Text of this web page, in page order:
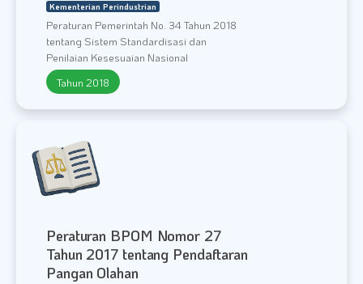
Kementerian Perindustrian
Peraturan Pemerintah No. 34 Tahun 2018
tentang Sistem Standardisasi dan
Penilaian Kesesuaian Nasional
Tahun 2018
Peraturan BPOM Nomor 27
Tahun 2017 tentang Pendaftaran
Pangan Olahan